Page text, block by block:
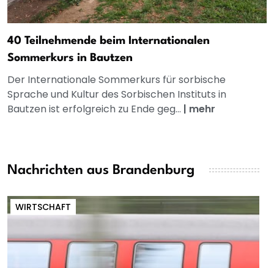
40 Teilnehmende beim Internationalen
Sommerkurs in Bautzen
Der Internationale Sommerkurs für sorbische
Sprache und Kultur des Sorbischen Instituts in
Bautzen ist erfolgreich zu Ende geg... | mehr
Nachrichten aus Brandenburg
WIRTSCHAFT